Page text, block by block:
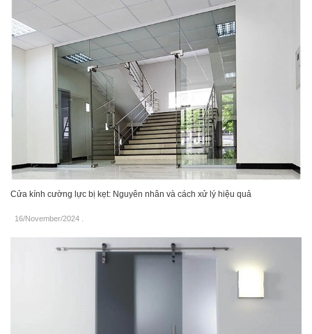
Cửa kính cường lực bị kẹt: Nguyên nhân và cách xử lý hiệu quả
16/November/2024